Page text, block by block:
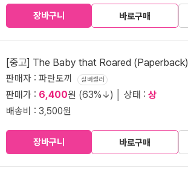
장바구니 바로구매
[중고] The Baby that Roared (Paperback)
판매자 : 파란토끼 실버셀러
판매가 : 6,400원 (63%↓) │ 상태 : 상
배송비 : 3,500원
장바구니 바로구매